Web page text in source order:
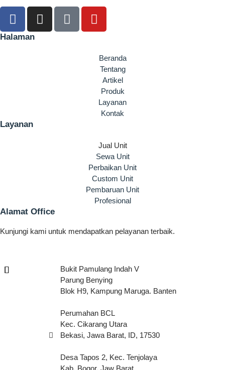
Halaman
Beranda
Tentang
Artikel
Produk
Layanan
Kontak
Layanan
Jual Unit
Sewa Unit
Perbaikan Unit
Custom Unit
Pembaruan Unit
Profesional
Alamat Office
Kunjungi kami untuk mendapatkan pelayanan terbaik.
Bukit Pamulang Indah V
Parung Benying
Blok H9, Kampung Maruga. Banten
Perumahan BCL
Kec. Cikarang Utara
Bekasi, Jawa Barat, ID, 17530
Desa Tapos 2, Kec. Tenjolaya